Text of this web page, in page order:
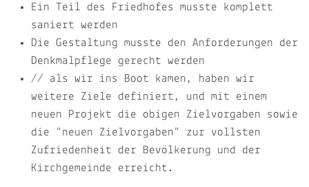
Ein Teil des Friedhofes musste komplett
saniert werden
Die Gestaltung musste den Anforderungen der
Denkmalpflege gerecht werden
// als wir ins Boot kamen, haben wir
weitere Ziele definiert, und mit einem
neuen Projekt die obigen Zielvorgaben sowie
die "neuen Zielvorgaben" zur vollsten
Zufriedenheit der Bevölkerung und der
Kirchgemeinde erreicht.